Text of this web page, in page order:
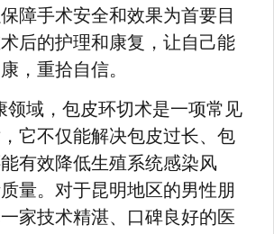
障手术安全和效果为首要目
后的护理和康复，让自己能
，重拾自信。
领域，包皮环切术是一项常见
它不仅能解决包皮过长、包
有效降低生殖系统感染风
量。对于昆明地区的男性朋
家技术精湛、口碑良好的医